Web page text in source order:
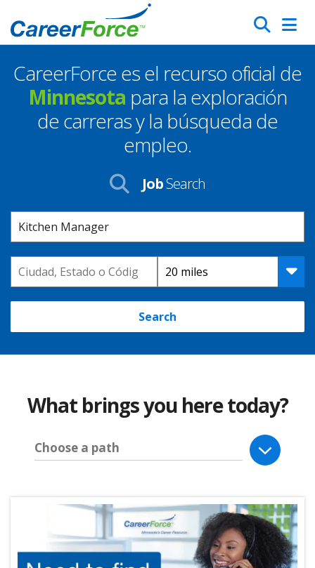
to
main
content
Search
Homepage
CareerForce es el recurso oficial de
Minnesota para la exploración
de carreras y la búsqueda de
empleo.
JobSearch
Keyword
Location Distance
Search
What brings you here today?
Choose a path